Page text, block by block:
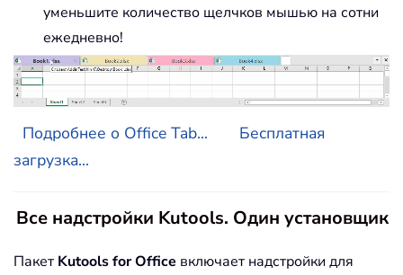
уменьшите количество щелчков мышью на сотни
ежедневно!
Подробнее о Office Tab...
Бесплатная
загрузка...
Все надстройки Kutools. Один установщик
Пакет Kutools for Office включает надстройки для